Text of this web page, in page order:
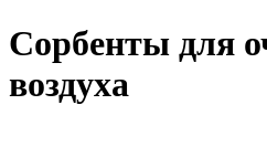
Сорбенты для
воздуха